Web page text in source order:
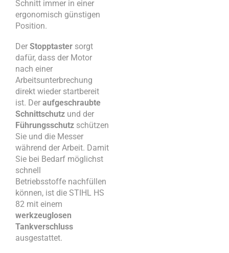
Schnitt immer in einer
ergonomisch günstigen
Position.
Der Stopptaster sorgt
dafür, dass der Motor
nach einer
Arbeitsunterbrechung
direkt wieder startbereit
ist. Der aufgeschraubte
Schnittschutz und der
Führungsschutz schützen
Sie und die Messer
während der Arbeit. Damit
Sie bei Bedarf möglichst
schnell
Betriebsstoffe nachfüllen
können, ist die STIHL HS
82 mit einem
werkzeuglosen
Tankverschluss
ausgestattet.